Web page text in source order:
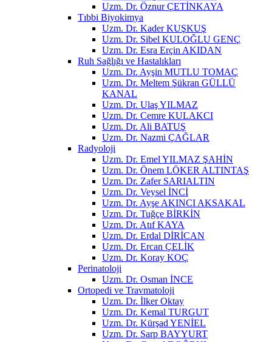
Uzm. Dr. Öznur ÇETİNKAYA
Tıbbi Biyokimya
Uzm. Dr. Kader KUŞKUŞ
Uzm. Dr. Sibel KULOĞLU GENÇ
Uzm. Dr. Esra Erçin AKIDAN
Ruh Sağlığı ve Hastalıkları
Uzm. Dr. Ayşin MUTLU TOMAÇ
Uzm. Dr. Meltem Şükran GÜLLÜ
KANAL
Uzm. Dr. Ulaş YILMAZ
Uzm. Dr. Cemre KULAKCI
Uzm. Dr. Ali BATUŞ
Uzm. Dr. Nazmi ÇAĞLAR
Radyoloji
Uzm. Dr. Emel YILMAZ ŞAHİN
Uzm. Dr. Önem LÖKER ALTINTAŞ
Uzm. Dr. Zafer SARIALTIN
Uzm. Dr. Veysel İNCİ
Uzm. Dr. Ayşe AKINCI AKSAKAL
Uzm. Dr. Tuğçe BİRKİN
Uzm. Dr. Atıf KAYA
Uzm. Dr. Erdal DİRİCAN
Uzm. Dr. Ercan ÇELİK
Uzm. Dr. Koray KOÇ
Perinatoloji
Uzm. Dr. Osman İNCE
Ortopedi ve Travmatoloji
Uzm. Dr. İlker Oktay
Uzm. Dr. Kemal TURGUT
Uzm. Dr. Kürşad YENİEL
Uzm. Dr. Sarp BAYYURT